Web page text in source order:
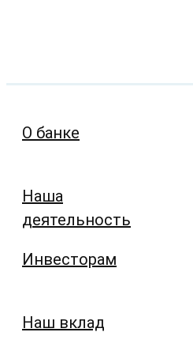
О банке
Наша
деятельность
Инвесторам
Наш вклад